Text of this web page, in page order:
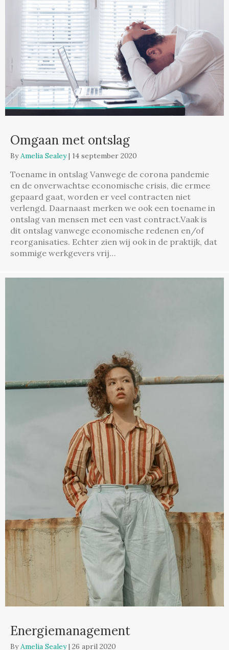
Omgaan met ontslag
ByAmelia Sealey | 14 september 2020
Toename in ontslag Vanwege de corona pandemie
en de onverwachtse economische crisis, die ermee
gepaard gaat, worden er veel contracten niet
verlengd. Daarnaast merken we ook een toename in
ontslag van mensen met een vast contract.Vaak is
dit ontslag vanwege economische redenen en/of
reorganisaties. Echter zien wij ook in de praktijk, dat
sommige werkgevers vrij…
Energiemanagement
ByAmelia Sealey | 26 april 2020